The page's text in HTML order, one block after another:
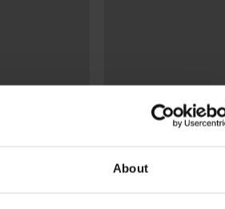
About
ALL25
Rabatt -40%
BH Instinct unwattiert